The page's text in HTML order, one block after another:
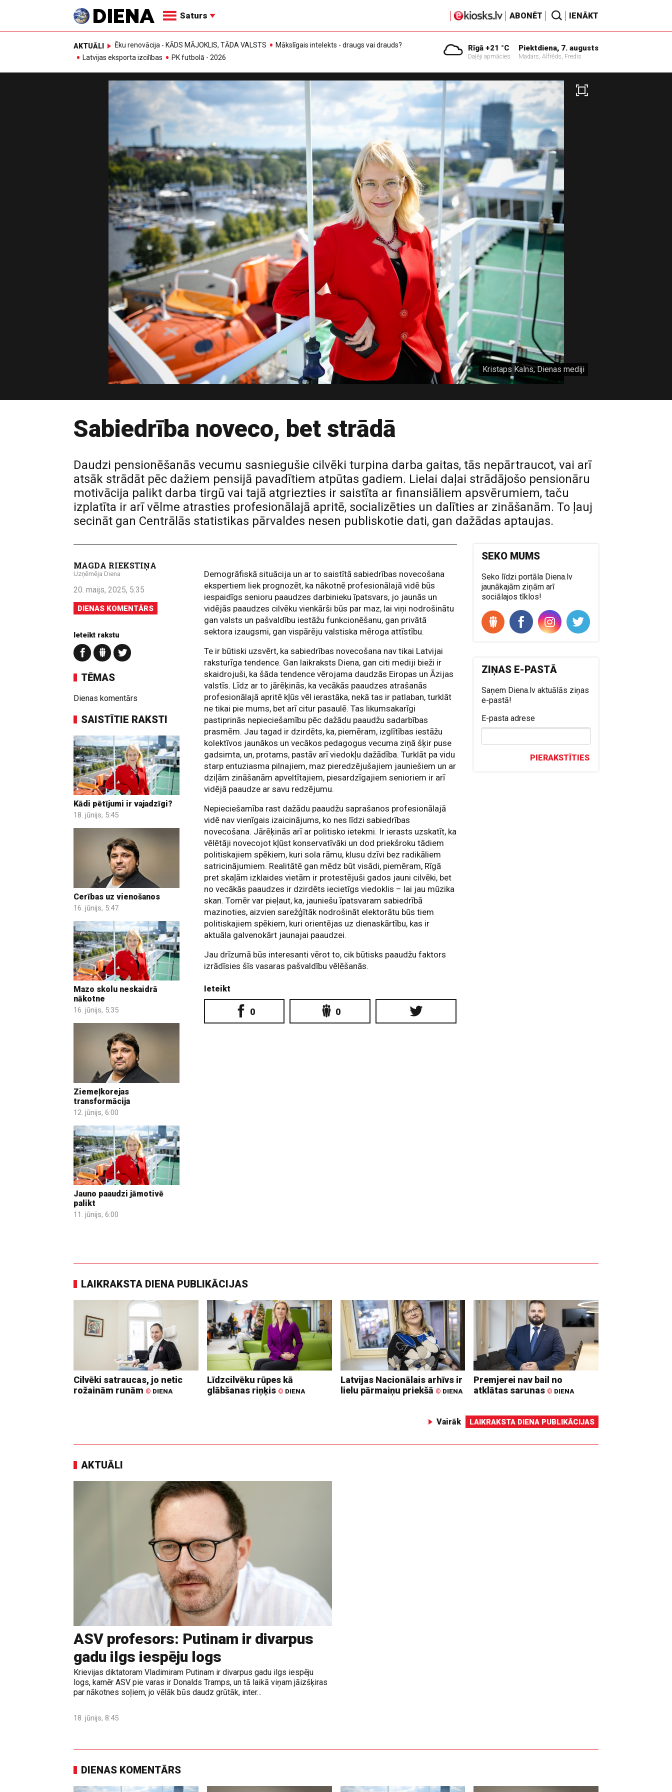
Saturs ABONĒT IENĀKT
AKTUĀLI Ēku renovācija - KĀDS MĀJOKLIS, TĀDA VALSTS
Mākslīgais intelekts - draugs vai drauds?
Latvijas eksporta izcilības
PK futbolā - 2026
Rīgā +21 °C
Daļēji apmācies
Piektdiena, 7. augusts
Madars, Alfrēds, Fredis
Kristaps Kalns, Dienas mediji
Sabiedrība noveco, bet strādā
Daudzi pensionēšanās vecumu sasniegušie cilvēki turpina darba gaitas, tās nepārtraucot, vai arī
atsāk strādāt pēc dažiem pensijā pavadītiem atpūtas gadiem. Lielai daļai strādājošo pensionāru
motivācija palikt darba tirgū vai tajā atgriezties ir saistīta ar finansiāliem apsvērumiem, taču
izplatīta ir arī vēlme atrasties profesionālajā apritē, socializēties un dalīties ar zināšanām. To ļauj
secināt gan Centrālās statistikas pārvaldes nesen publiskotie dati, gan dažādas aptaujas.
MAGDA RIEKSTIŅA
Uzņēmēja Diena
20. maijs, 2025, 5:35
DIENAS KOMENTĀRS
Ieteikt rakstu
TĒMAS
Dienas komentārs
SAISTĪTIE RAKSTI
Kādi pētījumi ir vajadzīgi?
18. jūnijs, 5:45
Cerības uz vienošanos
16. jūnijs, 5:47
Mazo skolu neskaidrā
nākotne
16. jūnijs, 5:35
Ziemeļkorejas
transformācija
12. jūnijs, 6:00
Jauno paaudzi jāmotivē
palikt
11. jūnijs, 6:00
Demogrāfiskā situācija un ar to saistītā sabiedrības novecošana
ekspertiem liek prognozēt, ka nākotnē profesionālajā vidē būs
iespaidīgs senioru paaudzes darbinieku īpatsvars, jo jaunās un
vidējās paaudzes cilvēku vienkārši būs par maz, lai viņi nodrošinātu
gan valsts un pašvaldību iestāžu funkcionēšanu, gan privātā
sektora izaugsmi, gan vispārēju valstiska mēroga attīstību.
Te ir būtiski uzsvērt, ka sabiedrības novecošana nav tikai Latvijai
raksturīga tendence. Gan laikraksts Diena, gan citi mediji bieži ir
skaidrojuši, ka šāda tendence vērojama daudzās Eiropas un Āzijas
valstīs. Līdz ar to jārēķinās, ka vecākās paaudzes atrašanās
profesionālajā apritē kļūs vēl ierastāka, nekā tas ir patlaban, turklāt
ne tikai pie mums, bet arī citur pasaulē. Tas likumsakarīgi
pastiprinās nepieciešamību pēc dažādu paaudžu sadarbības
prasmēm. Jau tagad ir dzirdēts, ka, piemēram, izglītības iestāžu
kolektīvos jaunākos un vecākos pedagogus vecuma ziņā šķir puse
gadsimta, un, protams, pastāv arī viedokļu dažādība. Turklāt pa vidu
starp entuziasma pilnajiem, maz pieredzējušajiem jauniešiem un ar
dziļām zināšanām apveltītajiem, piesardzīgajiem senioriem ir arī
vidējā paaudze ar savu redzējumu.
Nepieciešamība rast dažādu paaudžu saprašanos profesionālajā
vidē nav vienīgais izaicinājums, ko nes līdzi sabiedrības
novecošana. Jārēķinās arī ar politisko ietekmi. Ir ierasts uzskatīt, ka
vēlētāji novecojot kļūst konservatīvāki un dod priekšroku tādiem
politiskajiem spēkiem, kuri sola rāmu, klusu dzīvi bez radikāliem
satricinājumiem. Realitātē gan mēdz būt visādi, piemēram, Rīgā
pret skaļām izklaides vietām ir protestējuši gados jauni cilvēki, bet
no vecākās paaudzes ir dzirdēts iecietīgs viedoklis – lai jau mūzika
skan. Tomēr var pieļaut, ka, jauniešu īpatsvaram sabiedrībā
mazinoties, aizvien sarežģītāk nodrošināt elektorātu būs tiem
politiskajiem spēkiem, kuri orientējas uz dienaskārtību, kas ir
aktuāla galvenokārt jaunajai paaudzei.
Jau drīzumā būs interesanti vērot to, cik būtisks paaudžu faktors
izrādīsies šīs vasaras pašvaldību vēlēšanās.
Ieteikt
0 0
SEKO MUMS
Seko līdzi portāla Diena.lv
jaunākajām ziņām arī
sociālajos tīklos!
ZIŅAS E-PASTĀ
Saņem Diena.lv aktuālās ziņas
e-pastā!
E-pasta adrese
PIERAKSTĪTIES
LAIKRAKSTA DIENA PUBLIKĀCIJAS
Cilvēki satraucas, jo netic
rožainām runām © DIENA
Līdzcilvēku rūpes kā
glābšanas riņķis © DIENA
Latvijas Nacionālais arhīvs ir
lielu pārmaiņu priekšā © DIENA
Premjerei nav bail no
atklātas sarunas © DIENA
Vairāk LAIKRAKSTA DIENA PUBLIKĀCIJAS
AKTUĀLI
ASV profesors: Putinam ir divarpus
gadu ilgs iespēju logs
Krievijas diktatoram Vladimiram Putinam ir divarpus gadu ilgs iespēju
logs, kamēr ASV pie varas ir Donalds Tramps, un tā laikā viņam jāizšķiras
par nākotnes soļiem, jo vēlāk būs daudz grūtāk, inter...
18. jūnijs, 8:45
DIENAS KOMENTĀRS